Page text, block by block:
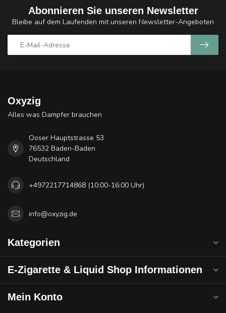
Abonnieren Sie unseren Newsletter
Bleibe auf dem Laufenden mit unseren Newsletter-Angeboten
Oxyzig
Alles was Dampfer brauchen
Ooser Hauptstrasse 53
76532 Baden-Baden
Deutschland
+4972217714868 (10:00-16:00 Uhr)
info@oxyzig.de
Kategorien
E-Zigarette & Liquid Shop Informationen
Mein Konto